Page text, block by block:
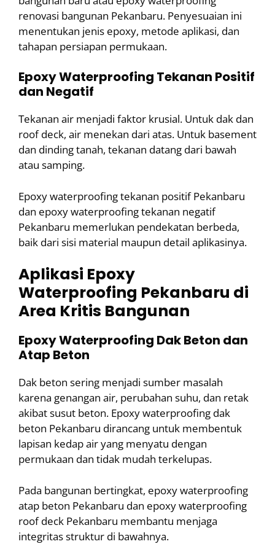
renovasi bangunan Pekanbaru. Penyesuaian ini
menentukan jenis epoxy, metode aplikasi, dan
tahapan persiapan permukaan.
Epoxy Waterproofing Tekanan Positif
dan Negatif
Tekanan air menjadi faktor krusial. Untuk dak dan
roof deck, air menekan dari atas. Untuk basement
dan dinding tanah, tekanan datang dari bawah
atau samping.
Epoxy waterproofing tekanan positif Pekanbaru
dan epoxy waterproofing tekanan negatif
Pekanbaru memerlukan pendekatan berbeda,
baik dari sisi material maupun detail aplikasinya.
Aplikasi Epoxy
Waterproofing Pekanbaru di
Area Kritis Bangunan
Epoxy Waterproofing Dak Beton dan
Atap Beton
Dak beton sering menjadi sumber masalah
karena genangan air, perubahan suhu, dan retak
akibat susut beton. Epoxy waterproofing dak
beton Pekanbaru dirancang untuk membentuk
lapisan kedap air yang menyatu dengan
permukaan dan tidak mudah terkelupas.
Pada bangunan bertingkat, epoxy waterproofing
atap beton Pekanbaru dan epoxy waterproofing
roof deck Pekanbaru membantu menjaga
integritas struktur di bawahnya.